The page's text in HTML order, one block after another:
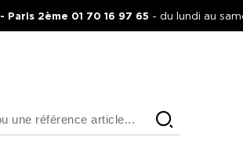
Paris 2ème 01 70 16 97 65 - du lundi au